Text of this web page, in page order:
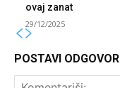
ovaj zanat
29/12/2025
POSTAVI ODGOVOR